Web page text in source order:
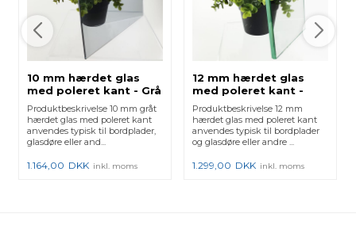
10 mm hærdet glas
med poleret kant - Grå
Produktbeskrivelse 10 mm gråt
hærdet glas med poleret kant
anvendes typisk til bordplader,
glasdøre eller and...
1.164,00 DKK inkl. moms
12 mm hærdet glas
med poleret kant -
Klar
Produktbeskrivelse 12 mm
hærdet glas med poleret kant
anvendes typisk til bordplader
og glasdøre eller andre ...
1.299,00 DKK inkl. moms